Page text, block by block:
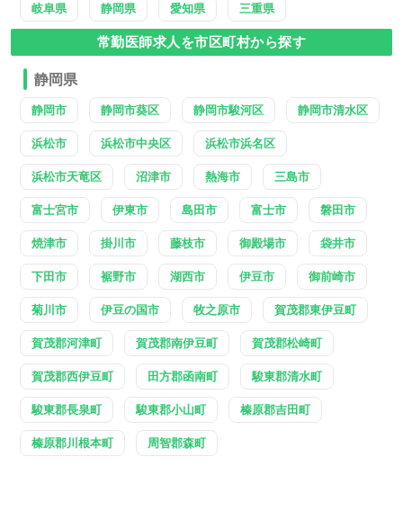
岐阜県 静岡県 愛知県 三重県
常勤医師求人を市区町村から探す
静岡県
静岡市 静岡市葵区 静岡市駿河区 静岡市清水区
浜松市 浜松市中央区 浜松市浜名区
浜松市天竜区 沼津市 熱海市 三島市
富士宮市 伊東市 島田市 富士市 磐田市
焼津市 掛川市 藤枝市 御殿場市 袋井市
下田市 裾野市 湖西市 伊豆市 御前崎市
菊川市 伊豆の国市 牧之原市 賀茂郡東伊豆町
賀茂郡河津町 賀茂郡南伊豆町 賀茂郡松崎町
賀茂郡西伊豆町 田方郡函南町 駿東郡清水町
駿東郡長泉町 駿東郡小山町 榛原郡吉田町
榛原郡川根本町 周智郡森町